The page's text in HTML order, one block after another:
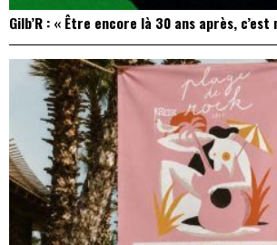
Gilb’R : « Être encore là 30 ans après,